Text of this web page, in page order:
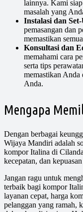
lainnya. Kami
masalah yang
Instalasi dan
pemasangan dan
memastikan
Konsultasi dan
memahami cara
serta tips
memastikan Anda
Anda.
Mengapa
Dengan berbagai
Wijaya Mandiri adalah
kompor Italina di
kecepatan, dan
Jangan ragu untuk
terbaik bagi kompor
layanan cepat, harga
pelanggan yang ramah,